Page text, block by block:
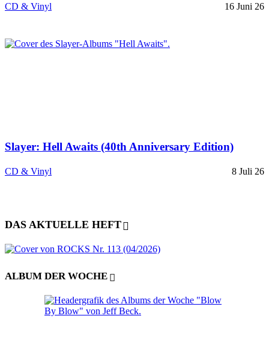
CD & Vinyl 16 Juni 26
Slayer: Hell Awaits (40th Anniversary Edition)
CD & Vinyl 8 Juli 26
DAS AKTUELLE HEFT
ALBUM DER WOCHE